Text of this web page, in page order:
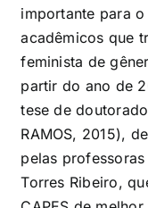
importante para
acadêmicos que
feminista de
partir do ano de
tese de
RAMOS, 2015),
pelas
Torres Ribeiro,